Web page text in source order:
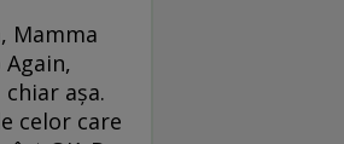
Mamma
Again,
așa.
celor care